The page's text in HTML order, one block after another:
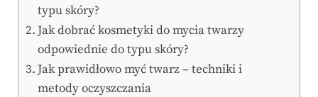
typu skóry?
Jak dobrać kosmetyki do mycia twarzy
odpowiednie do typu skóry?
Jak prawidłowo myć twarz – techniki i
metody oczyszczania